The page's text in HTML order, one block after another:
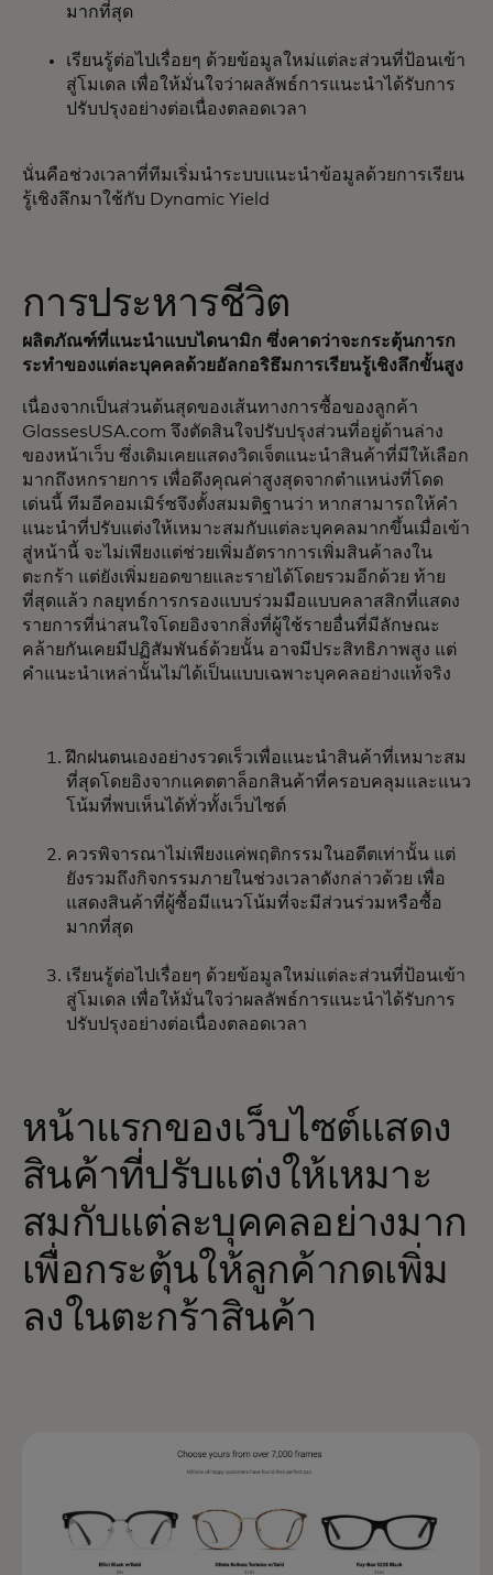
มากที่สุด
เรียนรู้ต่อไปเรื่อยๆ ด้วยข้อมูลใหม่แต่ละส่วนที่ป้อนเข้า
สู่โมเดล เพื่อให้มั่นใจว่าผลลัพธ์การแนะนำได้รับการ
ปรับปรุงอย่างต่อเนื่องตลอดเวลา
นั่นคือช่วงเวลาที่ทีมเริ่มนำระบบแนะนำข้อมูลด้วยการเรียน
รู้เชิงลึกมาใช้กับ Dynamic Yield
การประหารชีวิต
ผลิตภัณฑ์ที่แนะนำแบบไดนามิก ซึ่งคาดว่าจะกระตุ้นการก
ระทำของแต่ละบุคคลด้วยอัลกอริธึมการเรียนรู้เชิงลึกขั้นสูง
เนื่องจากเป็นส่วนต้นสุดของเส้นทางการซื้อของลูกค้า
GlassesUSA.com จึงตัดสินใจปรับปรุงส่วนที่อยู่ด้านล่าง
ของหน้าเว็บ ซึ่งเดิมเคยแสดงวิดเจ็ตแนะนำสินค้าที่มีให้เลือก
มากถึงหกรายการ เพื่อดึงคุณค่าสูงสุดจากตำแหน่งที่โดด
เด่นนี้ ทีมอีคอมเมิร์ซจึงตั้งสมมติฐานว่า หากสามารถให้คำ
แนะนำที่ปรับแต่งให้เหมาะสมกับแต่ละบุคคลมากขึ้นเมื่อเข้า
สู่หน้านี้ จะไม่เพียงแต่ช่วยเพิ่มอัตราการเพิ่มสินค้าลงใน
ตะกร้า แต่ยังเพิ่มยอดขายและรายได้โดยรวมอีกด้วย ท้าย
ที่สุดแล้ว กลยุทธ์การกรองแบบร่วมมือแบบคลาสสิกที่แสดง
รายการที่น่าสนใจโดยอิงจากสิ่งที่ผู้ใช้รายอื่นที่มีลักษณะ
คล้ายกันเคยมีปฏิสัมพันธ์ด้วยนั้น อาจมีประสิทธิภาพสูง แต่
คำแนะนำเหล่านั้นไม่ได้เป็นแบบเฉพาะบุคคลอย่างแท้จริง
ฝึกฝนตนเองอย่างรวดเร็วเพื่อแนะนำสินค้าที่เหมาะสม
ที่สุดโดยอิงจากแคตตาล็อกสินค้าที่ครอบคลุมและแนว
โน้มที่พบเห็นได้ทั่วทั้งเว็บไซต์
ควรพิจารณาไม่เพียงแค่พฤติกรรมในอดีตเท่านั้น แต่
ยังรวมถึงกิจกรรมภายในช่วงเวลาดังกล่าวด้วย เพื่อ
แสดงสินค้าที่ผู้ซื้อมีแนวโน้มที่จะมีส่วนร่วมหรือซื้อ
มากที่สุด
เรียนรู้ต่อไปเรื่อยๆ ด้วยข้อมูลใหม่แต่ละส่วนที่ป้อนเข้า
สู่โมเดล เพื่อให้มั่นใจว่าผลลัพธ์การแนะนำได้รับการ
ปรับปรุงอย่างต่อเนื่องตลอดเวลา
หน้าแรกของเว็บไซต์แสดง
สินค้าที่ปรับแต่งให้เหมาะ
สมกับแต่ละบุคคลอย่างมาก
เพื่อกระตุ้นให้ลูกค้ากดเพิ่ม
ลงในตะกร้าสินค้า